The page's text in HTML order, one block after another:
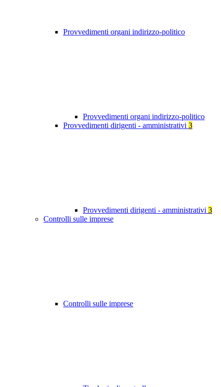
Provvedimenti organi indirizzo-politico
Provvedimenti organi indirizzo-politico
Provvedimenti dirigenti - amministrativi 3
Provvedimenti dirigenti - amministrativi 3
Controlli sulle imprese
Controlli sulle imprese